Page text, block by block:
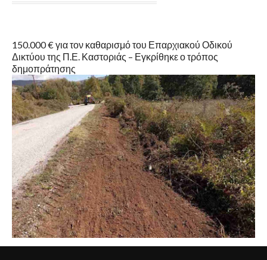
150.000 € για τον καθαρισμό του Επαρχιακού Οδικού
Δικτύου της Π.Ε. Καστοριάς – Εγκρίθηκε ο τρόπος
δημοπράτησης